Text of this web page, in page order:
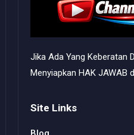
Jika Ada Yang Keberatan
Menyiapkan HAK JAWAB
Site Links